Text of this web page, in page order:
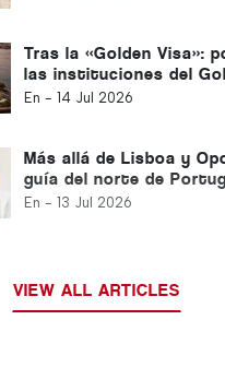
Tras la «Golden Visa»:
las instituciones del
siguen invirtiendo en
En - 14 Jul 2026
Más allá de Lisboa y
guía del norte de
Costa de Plata
En - 13 Jul 2026
VIEW ALL ARTICLES